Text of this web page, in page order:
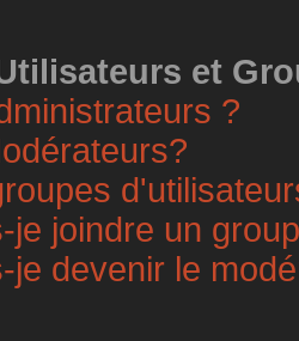
et
?
je joindre un
je devenir le